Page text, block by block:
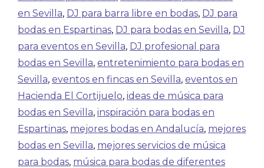
en Sevilla, DJ para barra libre en bodas, DJ para
bodas en Espartinas, DJ para bodas en Sevilla, DJ
para eventos en Sevilla, DJ profesional para
bodas en Sevilla, entretenimiento para bodas en
Sevilla, eventos en fincas en Sevilla, eventos en
Hacienda El Cortijuelo, ideas de música para
bodas en Sevilla, inspiración para bodas en
Espartinas, mejores bodas en Andalucía, mejores
bodas en Sevilla, mejores servicios de música
para bodas, música para bodas de diferentes